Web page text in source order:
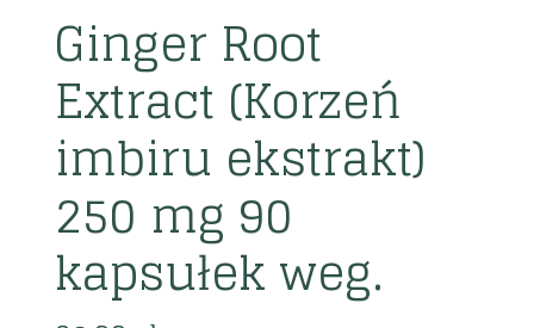
Ginger Root
Extract (Korzeń
imbiru ekstrakt)
250 mg 90
kapsułek weg.